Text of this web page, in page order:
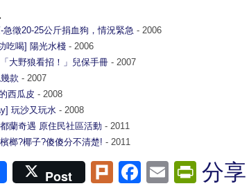
-急徵20-25公斤捐血狗，情況緊急 - 2006
吃喝] 陽光水棧 - 2006
大野狼看招！」兒保手冊 - 2007
款 - 2007
西瓜皮 - 2008
玩沙又玩水 - 2008
蘭奇遇 原住民社區活動 - 2011
榔?椰子?傻傻分不清楚! - 2011
Post PlurkFacebook
Email分享